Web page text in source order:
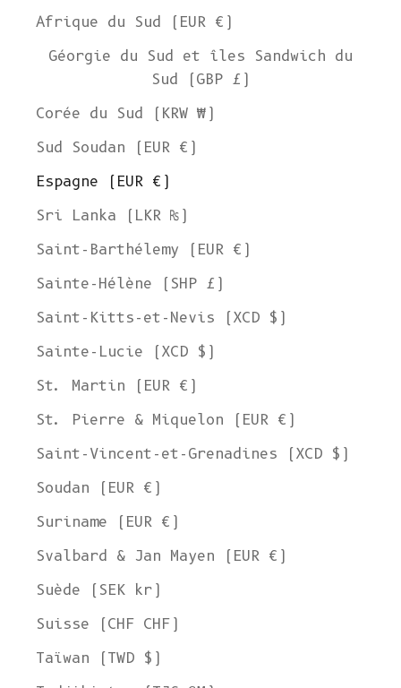
Afrique du Sud (EUR €)
Géorgie du Sud et îles Sandwich du
Sud (GBP £)
Corée du Sud (KRW ₩)
Sud Soudan (EUR €)
Espagne (EUR €)
Sri Lanka (LKR ₨)
Saint-Barthélemy (EUR €)
Sainte-Hélène (SHP £)
Saint-Kitts-et-Nevis (XCD $)
Sainte-Lucie (XCD $)
St. Martin (EUR €)
St. Pierre & Miquelon (EUR €)
Saint-Vincent-et-Grenadines (XCD $)
Soudan (EUR €)
Suriname (EUR €)
Svalbard & Jan Mayen (EUR €)
Suède (SEK kr)
Suisse (CHF CHF)
Taïwan (TWD $)